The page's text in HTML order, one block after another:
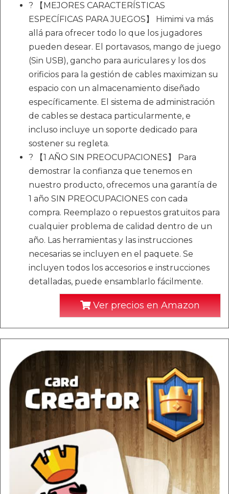
? 【MEJORES CARACTERÍSTICAS
ESPECÍFICAS PARA JUEGOS】 Himimi va más
allá para ofrecer todo lo que los jugadores
pueden desear. El portavasos, mango de juego
(Sin USB), gancho para auriculares y los dos
orificios para la gestión de cables maximizan su
espacio con un almacenamiento diseñado
específicamente. El sistema de administración
de cables se destaca particularmente, e
incluso incluye un soporte dedicado para
sostener su regleta.
? 【1 AÑO SIN PREOCUPACIONES】 Para
demostrar la confianza que tenemos en
nuestro producto, ofrecemos una garantía de
1 año SIN PREOCUPACIONES con cada
compra. Reemplazo o repuestos gratuitos para
cualquier problema de calidad dentro de un
año. Las herramientas y las instrucciones
necesarias se incluyen en el paquete. Se
incluyen todos los accesorios e instrucciones
detalladas, puede ensamblarlo fácilmente.
Ver precios en Amazon